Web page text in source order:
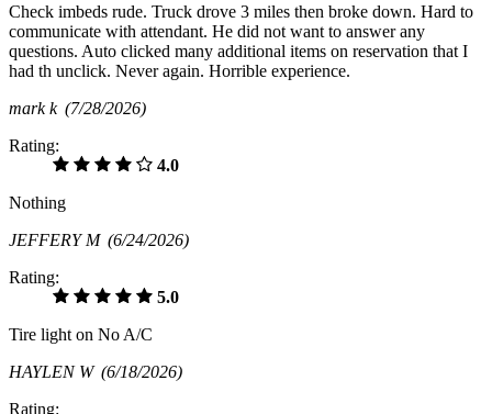
Check imbeds rude. Truck drove 3 miles then broke down. Hard to
communicate with attendant. He did not want to answer any
questions. Auto clicked many additional items on reservation that I
had th unclick. Never again. Horrible experience.
mark k (7/28/2026)
Rating:
4.0
Nothing
JEFFERY M (6/24/2026)
Rating:
5.0
Tire light on No A/C
HAYLEN W (6/18/2026)
Rating: